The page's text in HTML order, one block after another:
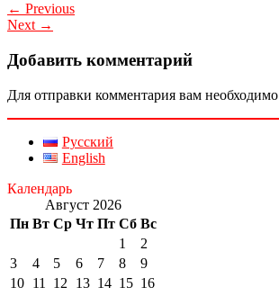
← Previous
Next →
Добавить комментарий
Для отправки комментария вам необходимо
Русский
English
Календарь
Август 2026
Пн Вт Ср Чт Пт Сб Вс
1
2
3
4 5 6 7 8
9
10 11 12 13 14 15 16